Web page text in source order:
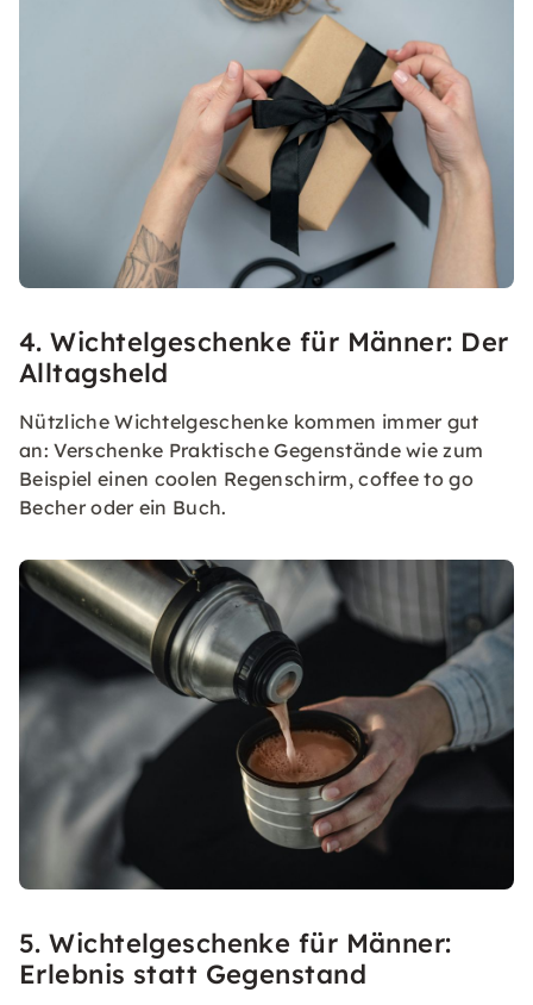
4. Wichtelgeschenke für Männer: Der
Alltagsheld
Nützliche Wichtelgeschenke kommen immer gut
an: Verschenke Praktische Gegenstände wie zum
Beispiel einen coolen Regenschirm, coffee to go
Becher oder ein Buch.
5. Wichtelgeschenke für Männer:
Erlebnis statt Gegenstand